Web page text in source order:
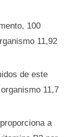
100
11,92
de este
11,7
a